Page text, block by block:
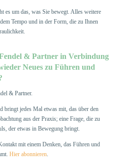
es um das, was Sie bewegt. Alles weitere
Tempo und in der Form, die zu Ihnen
& Partner in Verbindung
Neues zu Führen und
& Partner.
bringt jedes Mal etwas mit, das über den
aus der Praxis; eine Frage, die zu
der etwas in Bewegung bringt.
mit einem Denken, das Führen und
Hier abonnieren.